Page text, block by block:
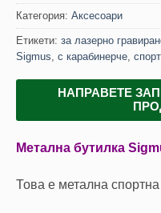
Категория: Аксесоари
Етикети: за лазерно
Sigmus, с карабинерче,
НАПРАВЕТЕ
Метална бутилка
Това е метална